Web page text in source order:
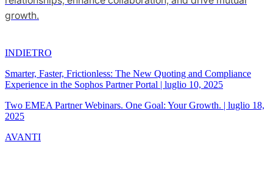
growth.
INDIETRO
Smarter, Faster, Frictionless: The New Quoting and Compliance
Experience in the Sophos Partner Portal | luglio 10, 2025
Two EMEA Partner Webinars. One Goal: Your Growth. | luglio 18,
2025
AVANTI